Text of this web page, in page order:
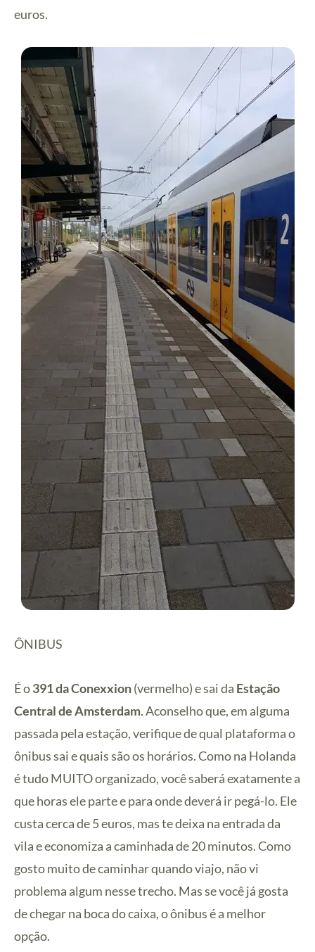
euros.
ÔNIBUS
É o391 da Conexxion(vermelho) e sai da Estação
Central de Amsterdam. Aconselho que, em alguma
passada pela estação, verifique de qual plataforma o
ônibus sai e quais são os horários. Como na Holanda
é tudo MUITO organizado, você saberá exatamente a
que horas ele parte e para onde deverá ir pegá-lo. Ele
custa cerca de 5 euros, mas te deixa na entrada da
vila e economiza a caminhada de 20 minutos. Como
gosto muito de caminhar quando viajo, não vi
problema algum nesse trecho. Mas se você já gosta
de chegar na boca do caixa, o ônibus é a melhor
opção.